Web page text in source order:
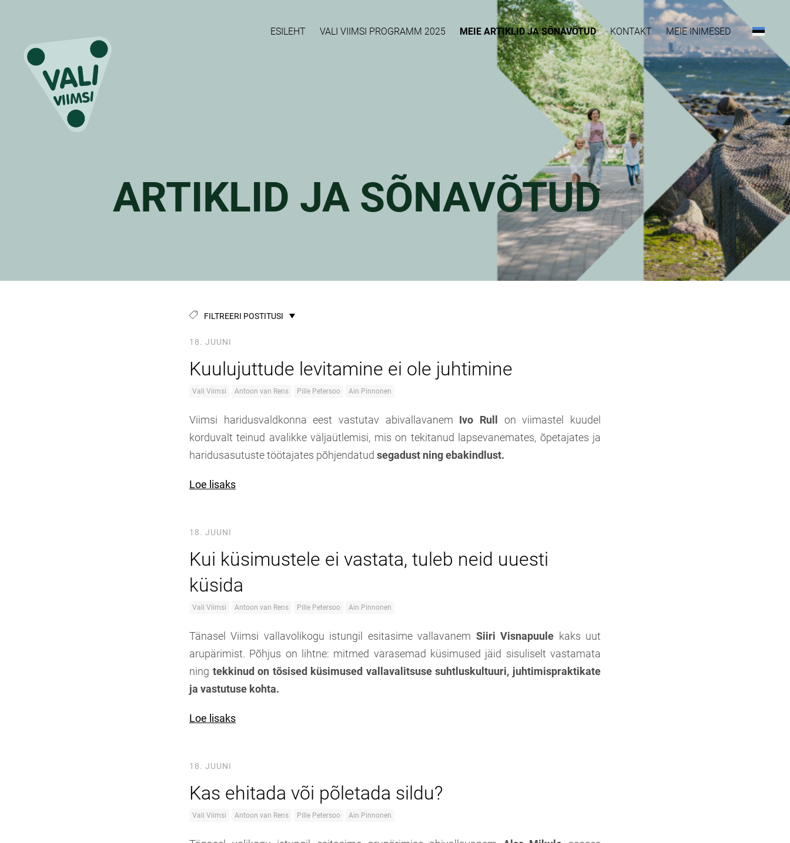
ESILEHT VALI VIIMSI PROGRAMM 2025 MEIE ARTIKLID JA SÕNAVÕTUD KONTAKT MEIE INIMESED
ARTIKLID JA SÕNAVÕTUD
FILTREERI POSTITUSI
18. JUUNI
Kuulujuttude levitamine ei ole juhtimine
Vali Viimsi Antoon van Rens Pille Petersoo Ain Pinnonen
Viimsi haridusvaldkonna eest vastutav abivallavanem Ivo Rull on viimastel kuudel
korduvalt teinud avalikke väljaütlemisi, mis on tekitanud lapsevanemates, õpetajates ja
haridusasutuste töötajates põhjendatud segadust ning ebakindlust.
Loe lisaks
18. JUUNI
Kui küsimustele ei vastata, tuleb neid uuesti
küsida
Vali Viimsi Antoon van Rens Pille Petersoo Ain Pinnonen
Tänasel Viimsi vallavolikogu istungil esitasime vallavanem Siiri Visnapuule kaks uut
arupärimist. Põhjus on lihtne: mitmed varasemad küsimused jäid sisuliselt vastamata
ning tekkinud on tõsised küsimused vallavalitsuse suhtluskultuuri, juhtimispraktikate
ja vastutuse kohta.
Loe lisaks
18. JUUNI
Kas ehitada või põletada sildu?
Vali Viimsi Antoon van Rens Pille Petersoo Ain Pinnonen